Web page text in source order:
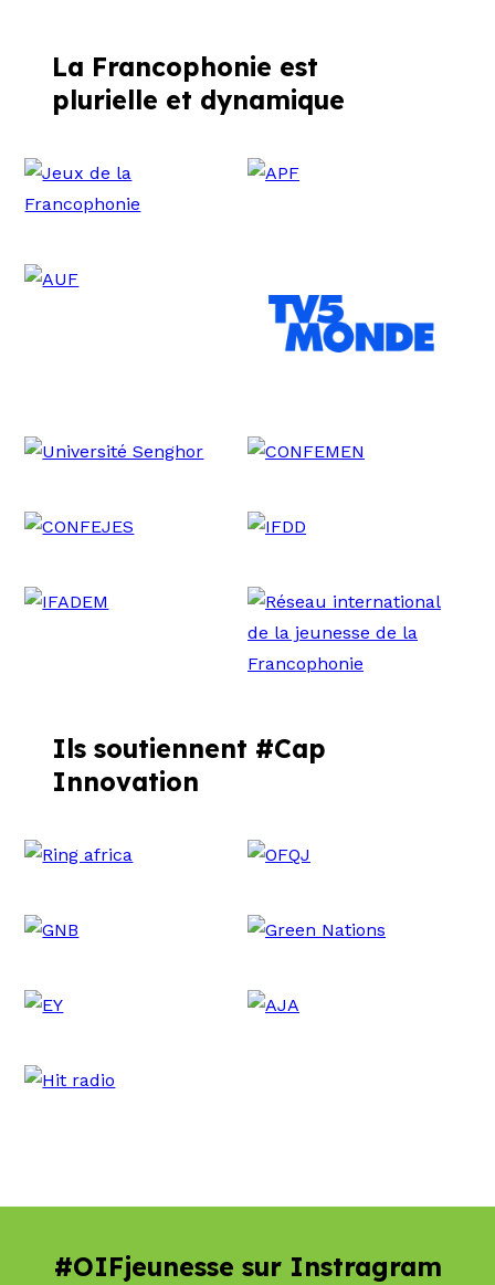
La Francophonie est
plurielle et dynamique
Ils soutiennent #Cap
Innovation
#OIFjeunesse sur Instragram